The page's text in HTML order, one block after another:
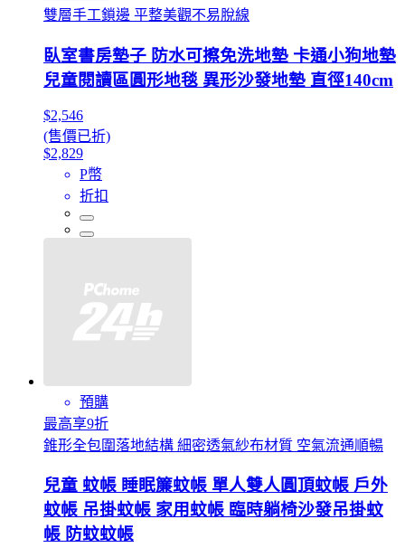
雙層手工鎖邊 平整美觀不易脫線
臥室書房墊子 防水可擦免洗地墊 卡通小狗地墊
兒童閱讀區圓形地毯 異形沙發地墊 直徑140cm
$2,546
(售價已折)
$2,829
P幣
折扣
預購
最高享9折
錐形全包圍落地結構 細密透氣紗布材質 空氣流通順暢
兒童 蚊帳 睡眠簾蚊帳 單人雙人圓頂蚊帳 戶外
蚊帳 吊掛蚊帳 家用蚊帳 臨時躺椅沙發吊掛蚊
帳 防蚊蚊帳